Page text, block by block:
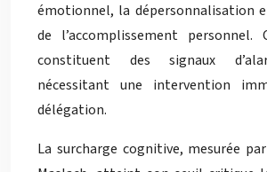
émotionnel, la dépersonnalisation
de l’accomplissement personnel.
constituent des signaux
nécessitant une intervention
délégation.
La surcharge cognitive, mesurée